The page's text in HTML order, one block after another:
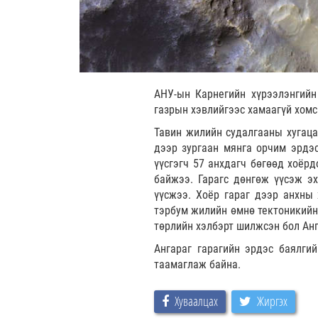
АНУ-ын Карнегийн
газрын хэвлийгээс хамаагүй
Тавин жилийн судалгааны
дээр зургаан мянга орчим
үүсгэгч 57 анхдагч бөгөөд
байжээ. Гарагс дөнгөж үүсэж
үүсжээ. Хоёр гараг дээр анхны
тэрбум жилийн өмнө
төрлийн хэлбэрт шилжсэн бол
Ангараг гарагийн эрдэс
таамаглаж байна.
Хуваалцах Жиргэх